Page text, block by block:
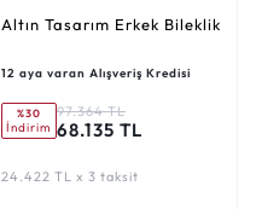
Altın Tasarım Erkek Bileklik
12 aya varan Alışveriş Kredisi
%30
İndirim
97.364 TL
68.135 TL
24.422 TL x 3 taksit